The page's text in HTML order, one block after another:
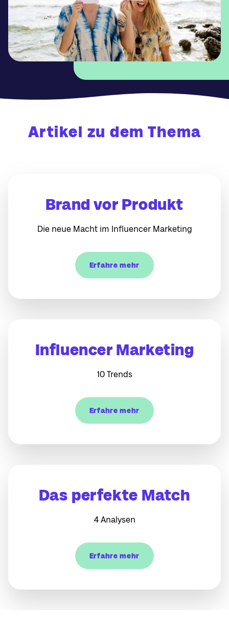
Artikel zu dem Thema
Brand vor Produkt
Die neue Macht im Influencer Marketing
Erfahre mehr
Influencer Marketing
10 Trends
Erfahre mehr
Das perfekte Match
4 Analysen
Erfahre mehr